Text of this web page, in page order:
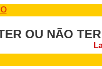
OU NÃO